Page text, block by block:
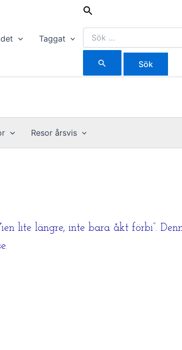
Taggat
Sök
efter:
Resor årsvis
lite längre, inte bara åkt förbi”.